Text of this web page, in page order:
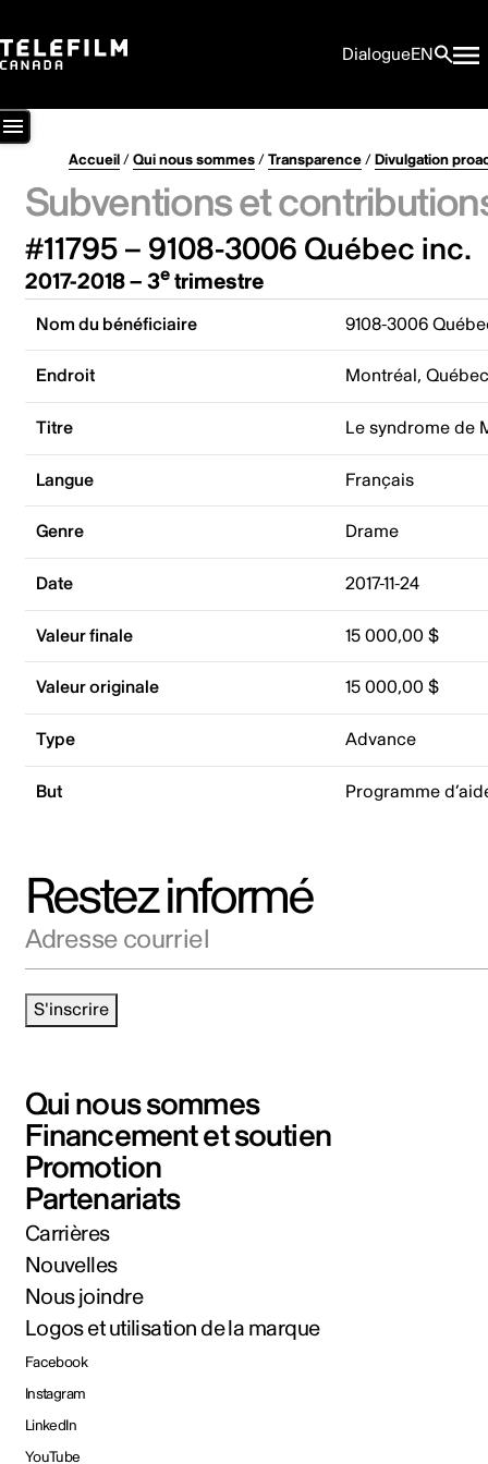
DialogueEN
Accueil/Qui nous sommes/Transparence/Divulgation
Subventions et
#11795 – 9108-3006 Québec inc.
2017-2018 – 3etrimestre
Nom du bénéficiaire 9108-3006
Endroit Montréal,
Titre Le syndrome de
Langue Français
Genre Drame
Date 2017-11-24
Valeur finale 15 000,00 $
Valeur originale 15 000,00 $
Type Advance
But Programme
Restez informé
S'inscrire
Qui nous sommes
Financement et soutien
Promotion
Partenariats
Carrières
Nouvelles
Nous joindre
Logos et utilisation de la marque
Facebook
Instagram
LinkedIn
YouTube